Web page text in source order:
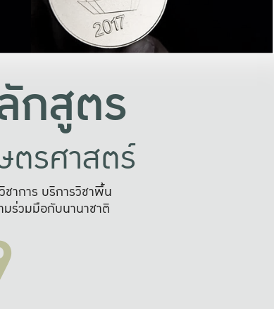
กสูตร
ตรศาสตร์
าการ บริการวิชาพื้น
มร่วมมือกับนานาชาติ